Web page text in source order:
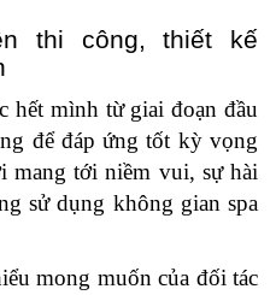
thi công, thiết kế
hết mình từ giai đoạn đầu
để đáp ứng tốt kỳ vọng
mang tới niềm vui, sự hài
sử dụng không gian spa
mong muốn của đối tác